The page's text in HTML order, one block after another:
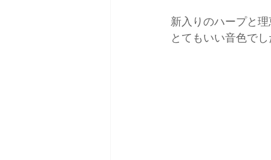
新入りのハープと
とてもいい音色でし